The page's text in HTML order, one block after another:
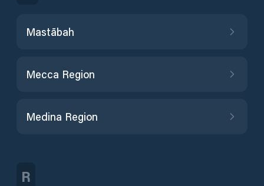
Mastābah
Mecca Region
Medina Region
R